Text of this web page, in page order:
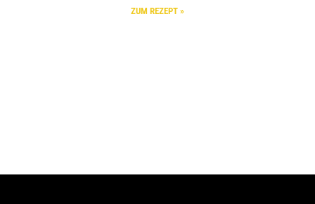
ZUM REZEPT »